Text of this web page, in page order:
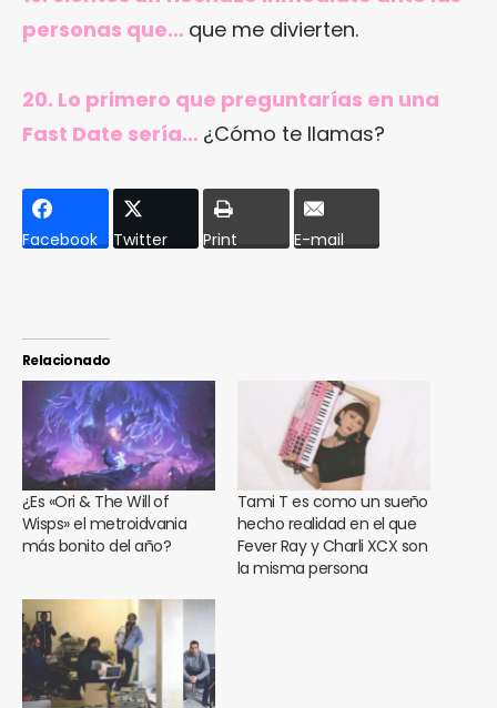
personas que… que me divierten.
20. Lo primero que preguntarías en una
Fast Date sería… ¿Cómo te llamas?
Facebook Twitter Print E-mail
Relacionado
¿Es «Ori & The Will of
Wisps» el metroidvania
más bonito del año?
Tami T es como un sueño
hecho realidad en el que
Fever Ray y Charli XCX son
la misma persona